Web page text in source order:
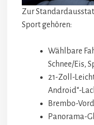
Zur
Sport gehören:
Wählbare
Schnee/Eis,
21-Zoll-
Android“-
Brembo-
Panorama-